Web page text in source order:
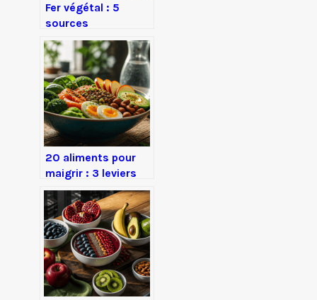
Fer végétal : 5
sources
méconnues et
l’astuce simple
pour doubler votre
absorption
20 aliments pour
maigrir : 3 leviers
biologiques pour
une perte de poids
durable